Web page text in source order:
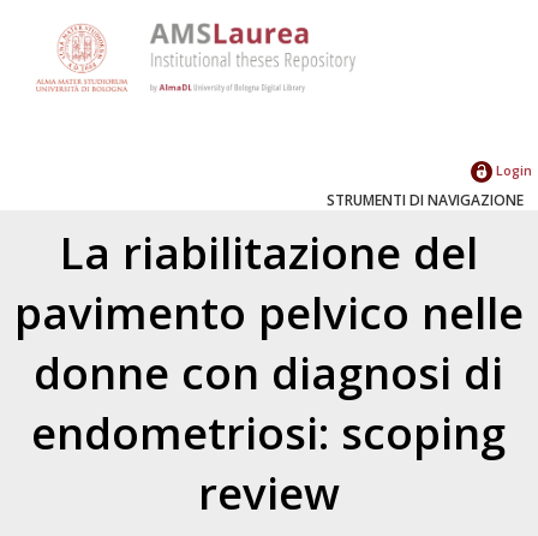
Login
STRUMENTI DI NAVIGAZIONE
La riabilitazione del
pavimento pelvico nelle
donne con diagnosi di
endometriosi: scoping
review